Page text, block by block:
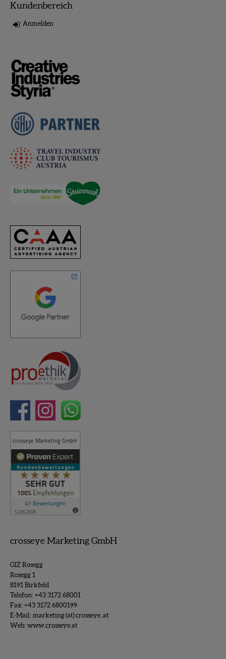
Kundenbereich
Anmelden
crosseye Marketing GmbH
GIZ Rosegg
Rosegg 1
8191 Birkfeld
Telefon: +43 3172 68001
Fax: +43 3172 6800199
E-Mail: marketing (at) crosseye. at
Web: www.crosseye.at